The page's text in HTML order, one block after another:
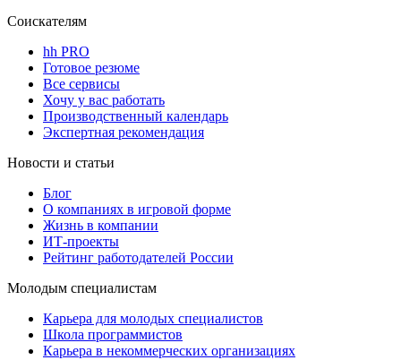
Соискателям
hh PRO
Готовое резюме
Все сервисы
Хочу у вас работать
Производственный календарь
Экспертная рекомендация
Новости и статьи
Блог
О компаниях в игровой форме
Жизнь в компании
ИТ-проекты
Рейтинг работодателей России
Молодым специалистам
Карьера для молодых специалистов
Школа программистов
Карьера в некоммерческих организациях